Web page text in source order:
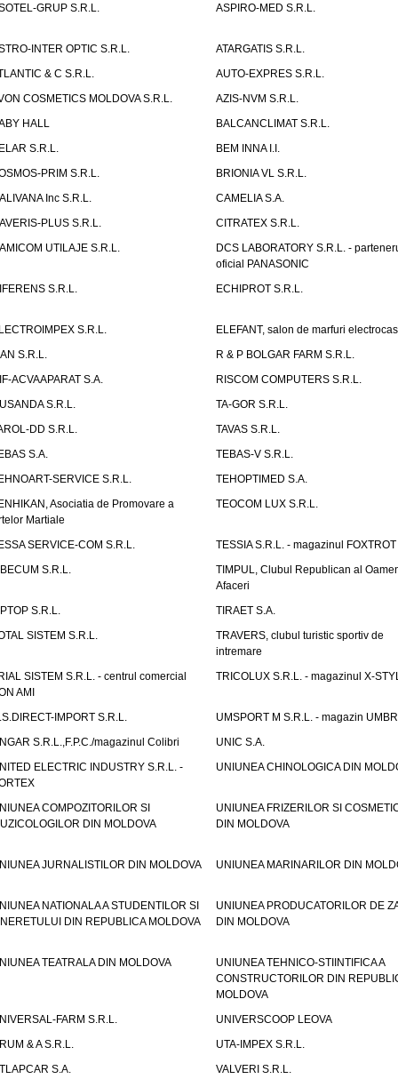
GRUP S.R.L. ASPIRO-MED S.R.L.
INTER OPTIC S.R.L.
ATARGATIS S.R.L.
& C S.R.L.
AUTO-EXPRES S.R.L.
COSMETICS MOLDOVA S.R.L.
AZIS-NVM S.R.L.
HALL
BALCANCLIMAT S.R.L.
S.R.L.
BEM INNA I.I.
PRIM S.R.L.
BRIONIA VL S.R.L.
Inc S.R.L.
CAMELIA S.A.
PLUS S.R.L.
CITRATEX S.R.L.
UTILAJE S.R.L.
DCS LABORATORY S.R.L. -
oficial PANASONIC
S.R.L.
ECHIPROT S.R.L.
S.R.L.
ELEFANT, salon de marfuri
S.R.L.
R & P BOLGAR FARM S.R.L.
ACVAAPARAT S.A.
RISCOM COMPUTERS S.R.L.
S.R.L.
TA-GOR S.R.L.
DD S.R.L.
TAVAS S.R.L.
S.A.
TEBAS-V S.R.L.
SERVICE S.R.L.
TEHOPTIMED S.A.
Asociatia de Promovare a
Martiale
TEOCOM LUX S.R.L.
SERVICE-COM S.R.L.
TESSIA S.R.L. - magazinul FOXTROT
S.R.L.
TIMPUL, Clubul Republican al
Afaceri
S.R.L.
TIRAET S.A.
SISTEM S.R.L.
TRAVERS, clubul turistic sportiv de
intremare
SISTEM S.R.L. - centrul comercial
AMI
TRICOLUX S.R.L. - magazinul X-
IMPORT S.R.L.
UMSPORT M S.R.L. - magazin
S.R.L.,F.P.C./magazinul Colibri
UNIC S.A.
ELECTRIC INDUSTRY S.R.L. -
UNIUNEA CHINOLOGICA DIN
COMPOZITORILOR SI
DIN MOLDOVA
UNIUNEA FRIZERILOR SI
DIN MOLDOVA
JURNALISTILOR DIN MOLDOVA UNIUNEA MARINARILOR DIN
NATIONALA A STUDENTILOR SI
DIN REPUBLICA MOLDOVA
UNIUNEA PRODUCATORILOR DE
DIN MOLDOVA
TEATRALA DIN MOLDOVA
UNIUNEA TEHNICO-STIINTIFICA A
CONSTRUCTORILOR DIN
MOLDOVA
FARM S.R.L.
UNIVERSCOOP LEOVA
& A S.R.L.
UTA-IMPEX S.R.L.
S.A.
VALVERI S.R.L.